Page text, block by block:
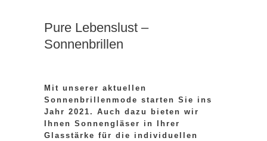
Pure Lebenslust –
Sonnenbrillen
Mit unserer aktuellen
Sonnenbrillenmode starten Sie ins
Jahr 2021. Auch dazu bieten wir
Ihnen Sonnengläser in Ihrer
Glasstärke für die individuellen